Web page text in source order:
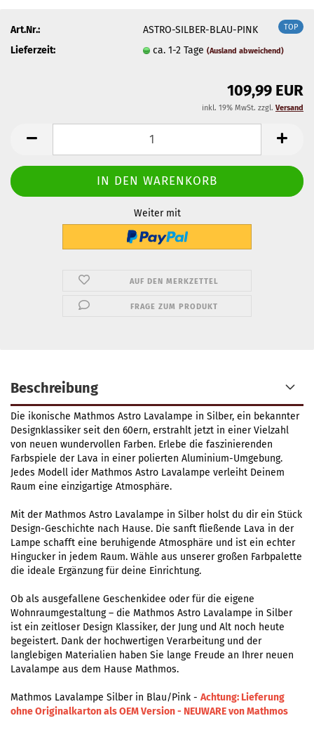
TOP
Art.Nr.:
ASTRO-SILBER-BLAU-PINK
Lieferzeit:
ca. 1-2 Tage(Ausland abweichend)
109,99 EUR
inkl. 19% MwSt. zzgl. Versand
Weiter mit
AUF DEN MERKZETTEL
FRAGE ZUM PRODUKT
Beschreibung
Die ikonische Mathmos Astro Lavalampe in Silber, ein bekannter
Designklassiker seit den 60ern, erstrahlt jetzt in einer Vielzahl
von neuen wundervollen Farben. Erlebe die faszinierenden
Farbspiele der Lava in einer polierten Aluminium-Umgebung.
Jedes Modell ider Mathmos Astro Lavalampe verleiht Deinem
Raum eine einzigartige Atmosphäre.
Mit der Mathmos Astro Lavalampe in Silber holst du dir ein Stück
Design-Geschichte nach Hause. Die sanft fließende Lava in der
Lampe schafft eine beruhigende Atmosphäre und ist ein echter
Hingucker in jedem Raum. Wähle aus unserer großen Farbpalette
die ideale Ergänzung für deine Einrichtung.
Ob als ausgefallene Geschenkidee oder für die eigene
Wohnraumgestaltung – die Mathmos Astro Lavalampe in Silber
ist ein zeitloser Design Klassiker, der Jung und Alt noch heute
begeistert. Dank der hochwertigen Verarbeitung und der
langlebigen Materialien haben Sie lange Freude an Ihrer neuen
Lavalampe aus dem Hause Mathmos.
Mathmos Lavalampe Silber in Blau/Pink - Achtung: Lieferung
ohne Originalkarton als OEM Version - NEUWARE von Mathmos